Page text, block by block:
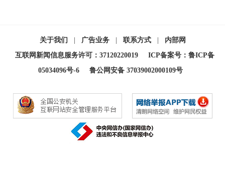
关于我们 广告业务 联系方式
内部网
互联网新闻信息服务许可：37120220019
ICP备案号：鲁ICP备
05034096号-6
鲁公网安备 37039002000109号